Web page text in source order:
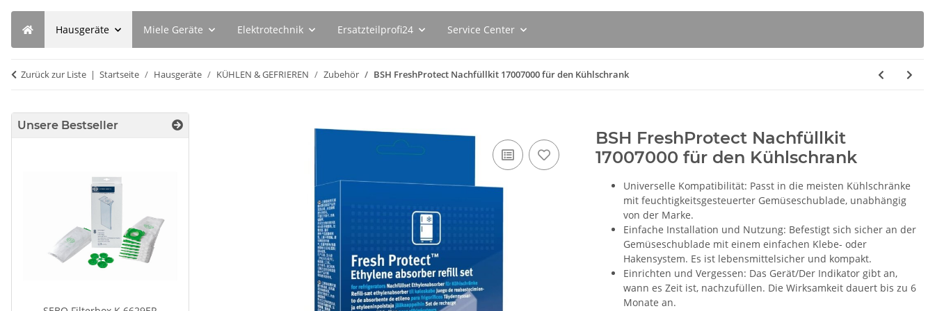
Hausgeräte Miele Geräte Elektrotechnik Ersatzteilprofi24 Service Center
Zurück zur Liste Startseite Hausgeräte KÜHLEN & GEFRIEREN Zubehör BSH FreshProtect Nachfüllkit 17007000 für den Kühlschrank
BSH FreshProtect Nachfüllkit
17007000 für den Kühlschrank
Universelle Kompatibilität: Passt in die meisten Kühlschränke
mit feuchtigkeitsgesteuerter Gemüseschublade, unabhängig
von der Marke.
Einfache Installation und Nutzung: Befestigt sich sicher an der
Gemüseschublade mit einem einfachen Klebe- oder
Hakensystem. Es ist lebensmittelsicher und kompakt.
Einrichten und Vergessen: Das Gerät/Der Indikator gibt an,
wann es Zeit ist, nachzufüllen. Die Wirksamkeit dauert bis zu 6
Monate an.
Unsere Bestseller